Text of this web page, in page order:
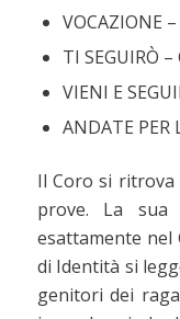
VOCAZIONE
TI SEGUIRÒ
VIENI E
ANDATE PER
Il Coro si ritrova
prove. La
esattamente nel
di Identità si
genitori dei